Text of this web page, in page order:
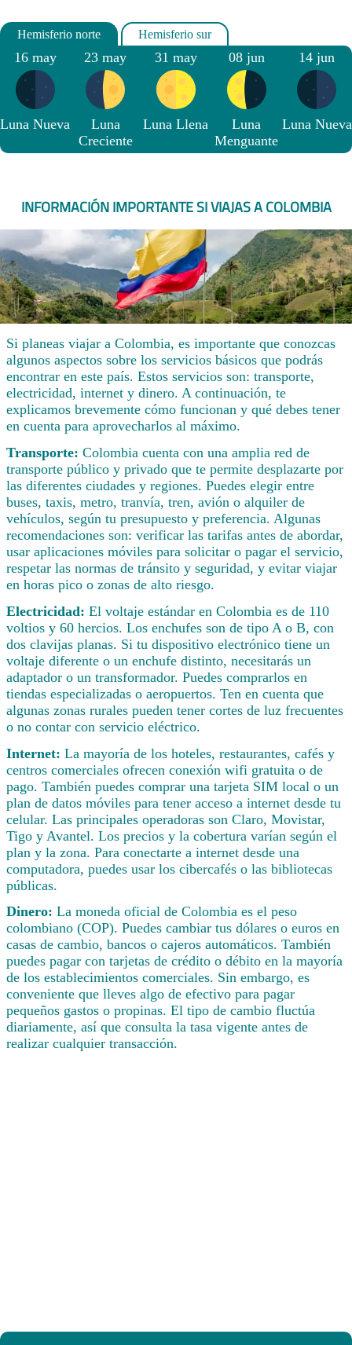
16 may
Luna Nueva
23 may
Luna
Creciente
31 may
Luna Llena
08 jun
Luna
Menguante
14 jun
Luna Nueva
INFORMACIÓN IMPORTANTE SI VIAJAS A COLOMBIA
Si planeas viajar a Colombia, es importante que conozcas
algunos aspectos sobre los servicios básicos que podrás
encontrar en este país. Estos servicios son: transporte,
electricidad, internet y dinero. A continuación, te
explicamos brevemente cómo funcionan y qué debes tener
en cuenta para aprovecharlos al máximo.
Transporte: Colombia cuenta con una amplia red de
transporte público y privado que te permite desplazarte por
las diferentes ciudades y regiones. Puedes elegir entre
buses, taxis, metro, tranvía, tren, avión o alquiler de
vehículos, según tu presupuesto y preferencia. Algunas
recomendaciones son: verificar las tarifas antes de abordar,
usar aplicaciones móviles para solicitar o pagar el servicio,
respetar las normas de tránsito y seguridad, y evitar viajar
en horas pico o zonas de alto riesgo.
Electricidad: El voltaje estándar en Colombia es de 110
voltios y 60 hercios. Los enchufes son de tipo A o B, con
dos clavijas planas. Si tu dispositivo electrónico tiene un
voltaje diferente o un enchufe distinto, necesitarás un
adaptador o un transformador. Puedes comprarlos en
tiendas especializadas o aeropuertos. Ten en cuenta que
algunas zonas rurales pueden tener cortes de luz frecuentes
o no contar con servicio eléctrico.
Internet: La mayoría de los hoteles, restaurantes, cafés y
centros comerciales ofrecen conexión wifi gratuita o de
pago. También puedes comprar una tarjeta SIM local o un
plan de datos móviles para tener acceso a internet desde tu
celular. Las principales operadoras son Claro, Movistar,
Tigo y Avantel. Los precios y la cobertura varían según el
plan y la zona. Para conectarte a internet desde una
computadora, puedes usar los cibercafés o las bibliotecas
públicas.
Dinero: La moneda oficial de Colombia es el peso
colombiano (COP). Puedes cambiar tus dólares o euros en
casas de cambio, bancos o cajeros automáticos. También
puedes pagar con tarjetas de crédito o débito en la mayoría
de los establecimientos comerciales. Sin embargo, es
conveniente que lleves algo de efectivo para pagar
pequeños gastos o propinas. El tipo de cambio fluctúa
diariamente, así que consulta la tasa vigente antes de
realizar cualquier transacción.